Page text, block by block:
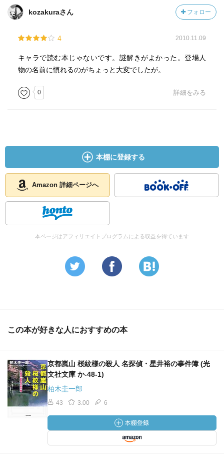
kozakuraさん フォロー
4 2010.11.09
キャラで読む本じゃないです。謎解きがよかった。登場人
物の名前に慣れるのがちょっと大変でしたが。
0 詳細をみる
本棚に登録する
Amazon 詳細ページへ
本ページはアフィリエイトプログラムによる収益を得ています
この本が好きな人におすすめの本
京都嵐山 桜紋様の殺人 名探偵・星井裕の事件簿 (光
文社文庫 か-48-1)
柏木圭一郎
43 3.00 6